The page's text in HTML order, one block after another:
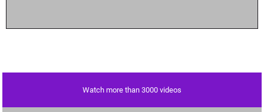
Watch more than 3000 videos